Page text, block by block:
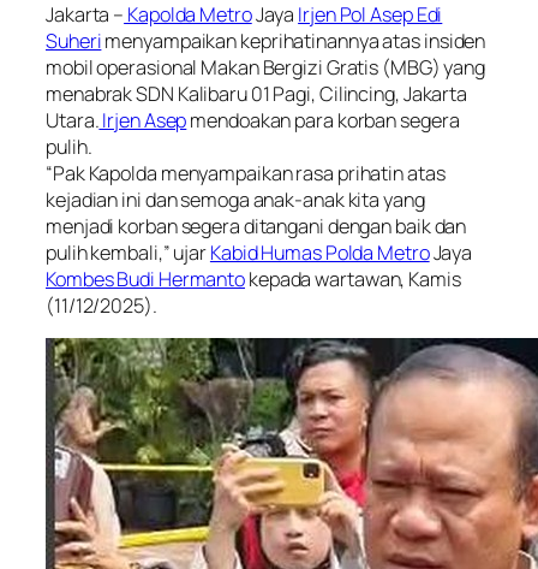
Jakarta – Kapolda MetroJaya Irjen Pol Asep Edi
Suherimenyampaikan keprihatinannya atas insiden
mobil operasional Makan Bergizi Gratis (MBG) yang
menabrak SDN Kalibaru 01 Pagi, Cilincing, Jakarta
Utara.Irjen Asepmendoakan para korban segera
pulih.
“Pak Kapolda menyampaikan rasa prihatin atas
kejadian ini dan semoga anak-anak kita yang
menjadi korban segera ditangani dengan baik dan
pulih kembali,” ujarKabid Humas Polda MetroJaya
Kombes Budi Hermantokepada wartawan, Kamis
(11/12/2025).